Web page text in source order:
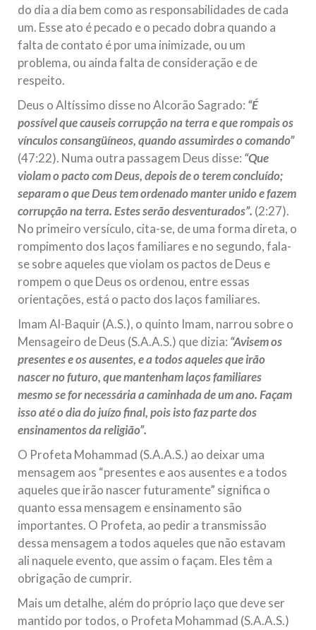
do dia a dia bem como as responsabilidades de cada
um. Esse ato é pecado e o pecado dobra quando a
falta de contato é por uma inimizade, ou um
problema, ou ainda falta de consideração e de
respeito.
Deus o Altíssimo disse no Alcorão Sagrado: “É
possível que causeis corrupção na terra e que rompais os
vínculos consangüíneos, quando assumirdes o comando”
(47:22). Numa outra passagem Deus disse: “Que
violam o pacto com Deus, depois de o terem concluído;
separam o que Deus tem ordenado manter unido e fazem
corrupção na terra. Estes serão desventurados”. (2:27).
No primeiro versículo, cita-se, de uma forma direta, o
rompimento dos laços familiares e no segundo, fala-
se sobre aqueles que violam os pactos de Deus e
rompem o que Deus os ordenou, entre essas
orientações, está o pacto dos laços familiares.
Imam Al-Baquir (A.S.), o quinto Imam, narrou sobre o
Mensageiro de Deus (S.A.A.S.) que dizia: “Avisem os
presentes e os ausentes, e a todos aqueles que irão
nascer no futuro, que mantenham laços familiares
mesmo se for necessária a caminhada de um ano. Façam
isso até o dia do juízo final, pois isto faz parte dos
ensinamentos da religião”.
O Profeta Mohammad (S.A.A.S.) ao deixar uma
mensagem aos “presentes e aos ausentes e a todos
aqueles que irão nascer futuramente” significa o
quanto essa mensagem e ensinamento são
importantes. O Profeta, ao pedir a transmissão
dessa mensagem a todos aqueles que não estavam
ali naquele evento, que assim o façam. Eles têm a
obrigação de cumprir.
Mais um detalhe, além do próprio laço que deve ser
mantido por todos, o Profeta Mohammad (S.A.A.S.)